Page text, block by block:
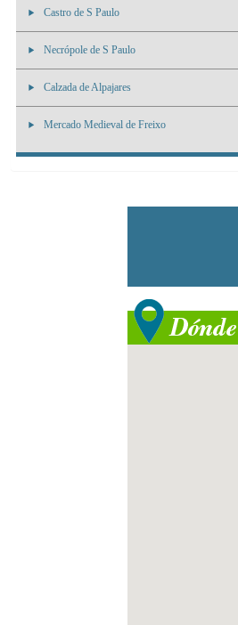
Castro de S Paulo
Necrópole de S Paulo
Calzada de Alpajares
Mercado Medieval de Freixo